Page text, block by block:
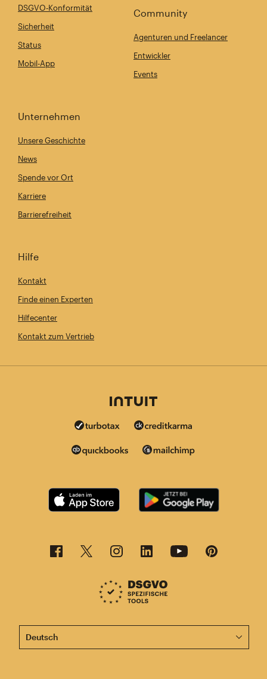
DSGVO-Konformität
Sicherheit
Status
Mobil-App
Community
Agenturen und Freelancer
Entwickler
Events
Unternehmen
Unsere Geschichte
News
Spende vor Ort
Karriere
Barrierefreiheit
Hilfe
Kontakt
Finde einen Experten
Hilfecenter
Kontakt zum Vertrieb
Diese Seite ist jetzt auch in anderen Sprachen